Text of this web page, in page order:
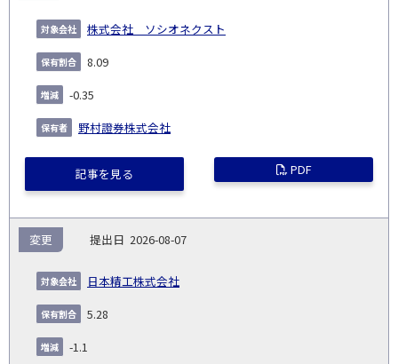
株式会社 ソシオネクスト
8.09
-0.35
野村證券株式会社
記事を見る PDF
2026-08-07
日本精工株式会社
変更
5.28
-1.1